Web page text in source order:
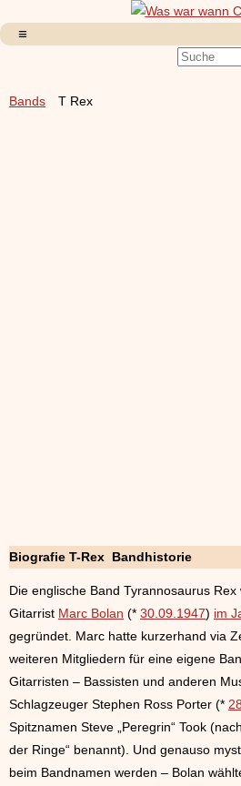
Bands T Rex
Biografie T-Rex Bandhistorie
Die englische Band Tyrannosaurus
Gitarrist Marc Bolan (* 30.09.1947) im
gegründet. Marc hatte kurzerhand via
weiteren Mitgliedern für eine eigene
Gitarristen – Bassisten und anderen
Schlagzeuger Stephen Ross Porter (*
Spitznamen Steve „Peregrin“ Took
der Ringe“ benannt). Und genauso
beim Bandnamen werden – Bolan